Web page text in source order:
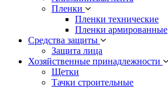
Пленки
Пленки технические
Пленки армированные
Средства защиты
Защита лица
Хозяйственные принадлежности
Щетки
Тачки строительные